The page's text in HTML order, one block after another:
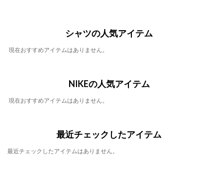
シャツの人気アイテム
現在おすすめアイテムはありません。
NIKEの人気アイテム
現在おすすめアイテムはありません。
最近チェックしたアイテム
最近チェックしたアイテムはありません。